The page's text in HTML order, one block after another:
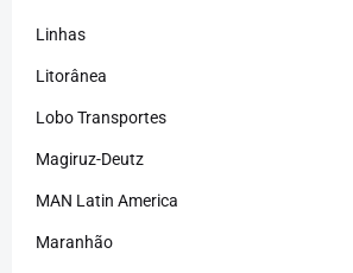
Linhas
Litorânea
Lobo Transportes
Magiruz-Deutz
MAN Latin America
Maranhão